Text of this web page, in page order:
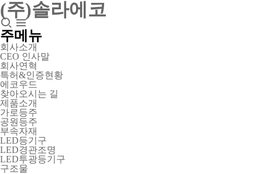
(주)솔라에코
주메뉴
회사소개
CEO 인사말
회사연혁
특허&인증현황
에코우드
찾아오시는 길
제품소개
가로등주
공원등주
부속자재
LED등기구
LED경관조명
LED투광등기구
구조물